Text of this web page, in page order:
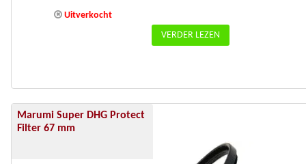
Uitverkocht
VERDER LEZEN
Marumi Super DHG Protect
Filter 67 mm